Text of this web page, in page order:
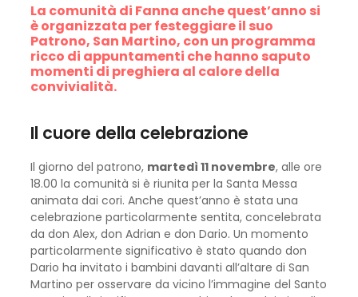
La comunità di Fanna anche quest’anno si
è organizzata per festeggiare il suo
Patrono, San Martino, con un programma
ricco di appuntamenti che hanno saputo
momenti di preghiera al calore della
convivialità.
Il cuore della celebrazione
Il giorno del patrono, martedì 11 novembre, alle ore
18.00 la comunità si è riunita per la Santa Messa
animata dai cori. Anche quest’anno è stata una
celebrazione particolarmente sentita, concelebrata
da don Alex, don Adrian e don Dario. Un momento
particolarmente significativo è stato quando don
Dario ha invitato i bambini davanti all’altare di San
Martino per osservare da vicino l’immagine del Santo